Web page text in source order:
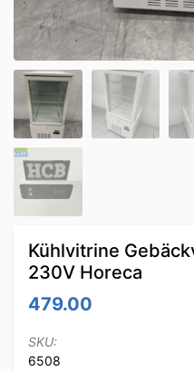
Kühlvitrine
230V Horeca
479.00
SKU:
6508